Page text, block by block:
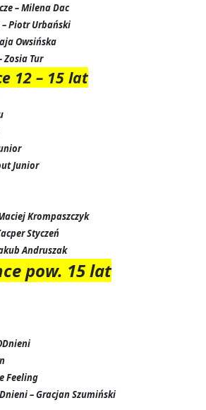
– Milena Dac
Piotr Urbański
Owsińska
Zosia Tur
12 – 15 lat
Junior
Krompaszczyk
Styczeń
Andruszak
pow. 15 lat
Feeling
– Gracjan Szumiński